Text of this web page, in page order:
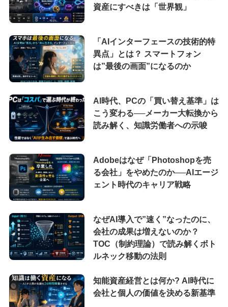
資産にすべきは「世界観」
「AIインターフェースの技術的特
異点」とは？ スマートフォン
は”最後の画面”になるのか
AI時代、PCの「買い替え基準」は
こう変わる──メーカー大転換から
読み解く、知識労働者への示唆
Adobeはなぜ「Photoshopを売
る会社」をやめたのか──AIエージ
ェント時代のキャリア戦略
なぜAI導入で”速く”なったのに、
会社の成果は増えないのか？
TOC（制約理論）で読み解くボト
ルネック移動の法則
知能資産経営とは何か? AI時代に
会社と個人の価値を決める新基準